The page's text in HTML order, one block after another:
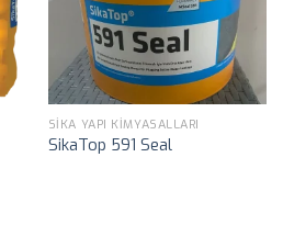
SIKA YAPI KIMYASALLARI
SikaTop 591 Seal